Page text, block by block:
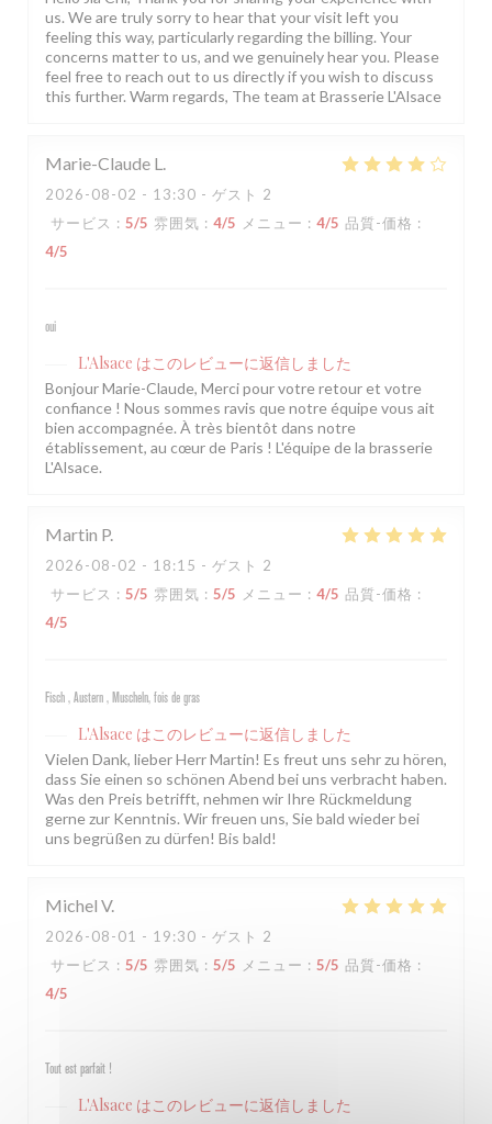
us. We are truly sorry to hear that your visit left you
feeling this way, particularly regarding the billing. Your
concerns matter to us, and we genuinely hear you. Please
feel free to reach out to us directly if you wish to discuss
this further. Warm regards, The team at Brasserie L'Alsace
Marie-Claude L
2026-08-02 - 13:30 - ゲスト 2
サービス : 5/5 雰囲気 : 4/5 メニュー : 4/5 品質-価格 :
4/5
oui
L'Alsace はこのレビューに返信しました
Bonjour Marie-Claude, Merci pour votre retour et votre
confiance ! Nous sommes ravis que notre équipe vous ait
bien accompagnée. À très bientôt dans notre
établissement, au cœur de Paris ! L'équipe de la brasserie
L'Alsace.
Martin P
2026-08-02 - 18:15 - ゲスト 2
サービス : 5/5 雰囲気 : 5/5 メニュー : 4/5 品質-価格 :
4/5
Fisch , Austern , Muscheln, fois de gras
L'Alsace はこのレビューに返信しました
Vielen Dank, lieber Herr Martin! Es freut uns sehr zu hören,
dass Sie einen so schönen Abend bei uns verbracht haben.
Was den Preis betrifft, nehmen wir Ihre Rückmeldung
gerne zur Kenntnis. Wir freuen uns, Sie bald wieder bei
uns begrüßen zu dürfen! Bis bald!
Michel V
2026-08-01 - 19:30 - ゲスト 2
サービス : 5/5 雰囲気 : 5/5 メニュー : 5/5 品質-価格 :
4/5
Tout est parfait !
L'Alsace はこのレビューに返信しました